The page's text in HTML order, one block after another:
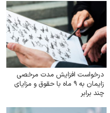
درخواست افزایش مدت مرخصی
زایمان به ۹ ماه با حقوق و مزایای
چند برابر